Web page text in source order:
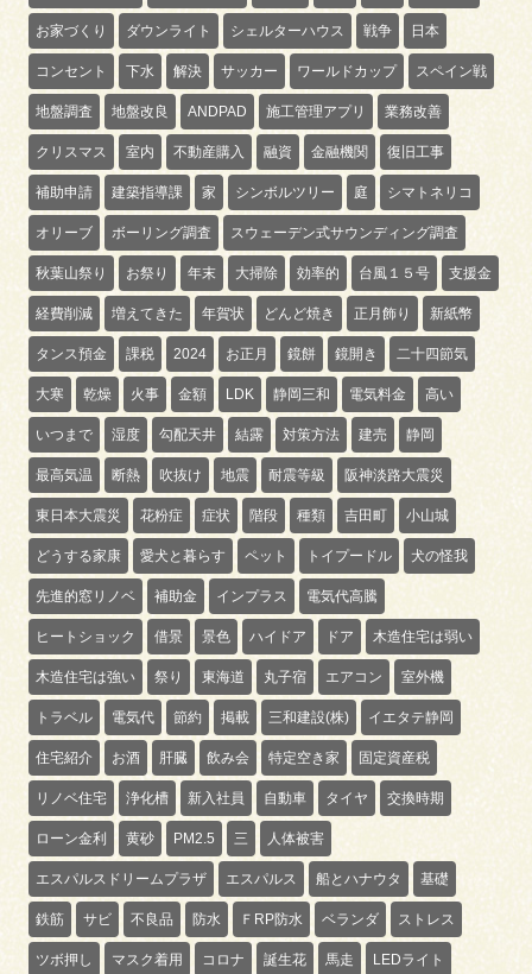
お家づくり ダウンライト シェルターハウス 戦争 日本
コンセント 下水 解決 サッカー ワールドカップ スペイン戦
地盤調査 地盤改良 ANDPAD 施工管理アプリ 業務改善
クリスマス 室内 不動産購入 融資 金融機関 復旧工事
補助申請 建築指導課 家 シンボルツリー 庭 シマトネリコ
オリーブ ボーリング調査 スウェーデン式サウンディング調査
秋葉山祭り お祭り 年末 大掃除 効率的 台風１５号 支援金
経費削減 増えてきた 年賀状 どんど焼き 正月飾り 新紙幣
タンス預金 課税 2024 お正月 鏡餅 鏡開き 二十四節気
大寒 乾燥 火事 金額 LDK 静岡三和 電気料金 高い
いつまで 湿度 勾配天井 結露 対策方法 建売 静岡
最高気温 断熱 吹抜け 地震 耐震等級 阪神淡路大震災
東日本大震災 花粉症 症状 階段 種類 吉田町 小山城
どうする家康 愛犬と暮らす ペット トイプードル 犬の怪我
先進的窓リノベ 補助金 インプラス 電気代高騰
ヒートショック 借景 景色 ハイドア ドア 木造住宅は弱い
木造住宅は強い 祭り 東海道 丸子宿 エアコン 室外機
トラベル 電気代 節約 掲載 三和建設(株) イエタテ静岡
住宅紹介 お酒 肝臓 飲み会 特定空き家 固定資産税
リノベ住宅 浄化槽 新入社員 自動車 タイヤ 交換時期
ローン金利 黄砂 PM2.5 三 人体被害
エスパルスドリームプラザ エスパルス 船とハナウタ 基礎
鉄筋 サビ 不良品 防水 ＦRP防水 ベランダ ストレス
ツボ押し マスク着用 コロナ 誕生花 馬走 LEDライト